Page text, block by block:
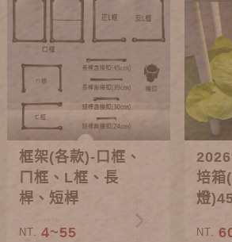
框架(各款)-口框、
ㄇ框、L框、長
桿、短桿
NT. 4~55
培箱
燈
NT.